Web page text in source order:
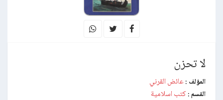
لا تحزن
المؤلف : عائض القرني
القسم : كتب اسلامية